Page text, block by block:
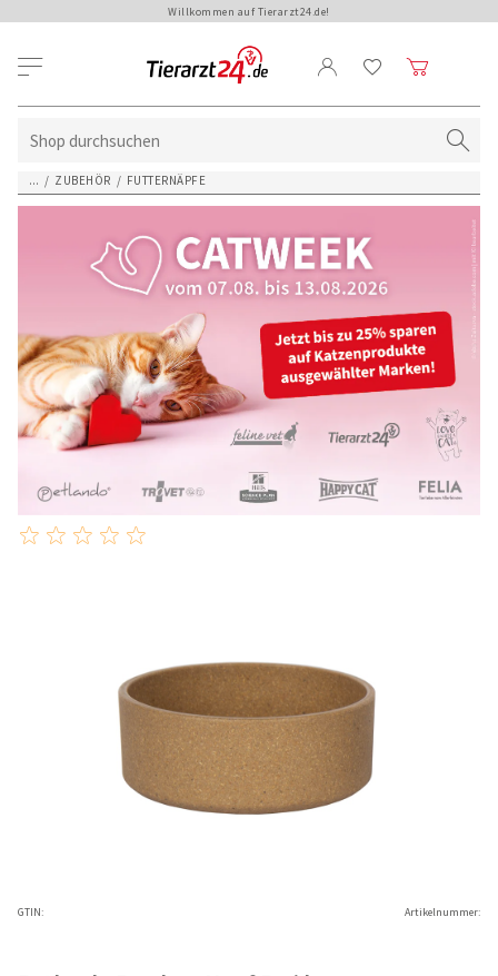
Willkommen auf Tierarzt24.de!
... / ZUBEHÖR / FUTTERNÄPFE
GTIN: Artikelnummer: